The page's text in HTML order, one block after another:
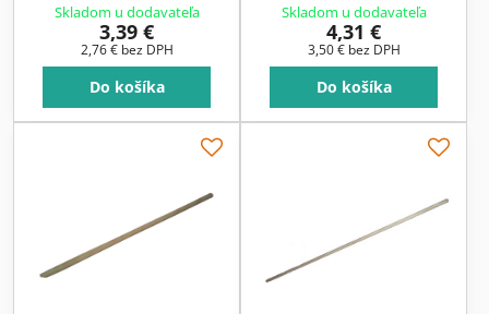
Skladom u dodavateľa
3,39 €
2,76 € bez DPH
Do košíka
Skladom u dodavateľa
4,31 €
3,50 € bez DPH
Do košíka